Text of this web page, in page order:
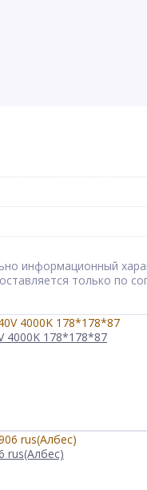
информационный
только по
4000K 178*178*87
rus(Албес)